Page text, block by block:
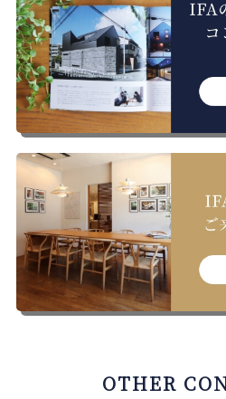
OTHER